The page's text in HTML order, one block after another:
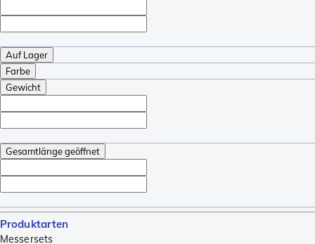
Auf Lager
Farbe
Gewicht
Gesamtlänge geöffnet
Produktarten
Messersets